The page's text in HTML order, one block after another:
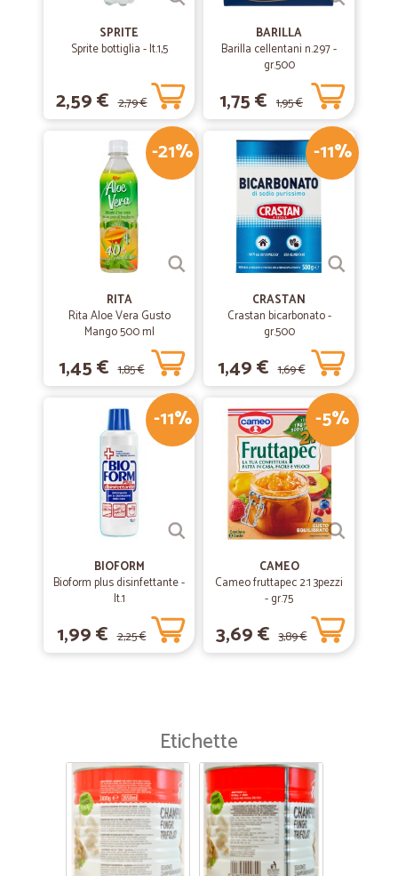
SPRITE
Sprite bottiglia - lt.1,5
2,59 € 2,79 €
BARILLA
Barilla cellentani n.297 -
gr.500
1,75 € 1,95 €
-21%
RITA
Rita Aloe Vera Gusto
Mango 500 ml
1,45 € 1,85 €
-11%
CRASTAN
Crastan bicarbonato -
gr.500
1,49 € 1,69 €
-11%
BIOFORM
Bioform plus disinfettante -
lt.1
1,99 € 2,25 €
-5%
CAMEO
Cameo fruttapec 2:1 3pezzi
- gr.75
3,69 € 3,89 €
Etichette